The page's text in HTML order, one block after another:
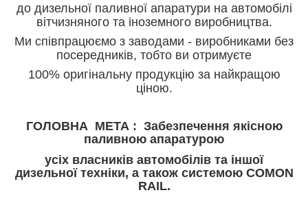
до дизельної паливної апаратури на автомобілі
вітчизняного та іноземного виробництва.
Ми співпрацюємо з заводами - виробниками без
посередників, тобто ви отримуєте
100% оригінальну продукцію за найкращою
ціною.
ГОЛОВНА МЕТА : Забезпечення якісною
паливною апаратурою
усіх власників автомобілів та іншої
дизельної техніки, а також системою COMON
RAIL.